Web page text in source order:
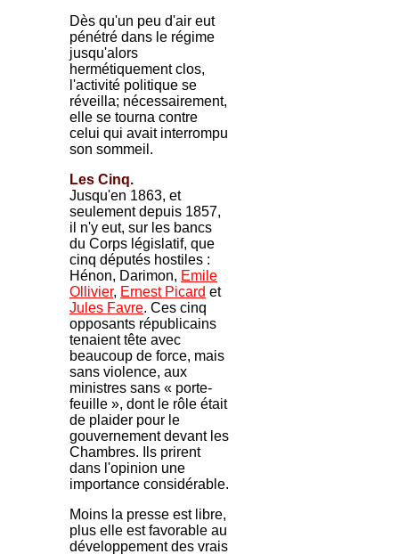
Dès qu'un peu d'air eut
pénétré dans le régime
jusqu'alors
hermétiquement clos,
l'activité politique se
réveilla; nécessairement,
elle se tourna contre
celui qui avait interrompu
son sommeil.
Les Cinq.
Jusqu'en 1863, et
seulement depuis 1857,
il n'y eut, sur les bancs
du Corps législatif, que
cinq députés hostiles :
Hénon, Darimon, Emile
Ollivier, Ernest Picard et
Jules Favre. Ces cinq
opposants républicains
tenaient tête avec
beaucoup de force, mais
sans violence, aux
ministres sans « porte-
feuille », dont le rôle était
de plaider pour le
gouvernement devant les
Chambres. Ils prirent
dans l'opinion une
importance considérable.
Moins la presse est libre,
plus elle est favorable au
développement des vrais